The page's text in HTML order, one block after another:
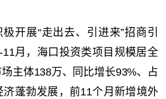
开展“走出去、引进来”招商引
月，海口投资类项目规模居全
主体138万、同比增长93%、占
济蓬勃发展，前11个月新增境外